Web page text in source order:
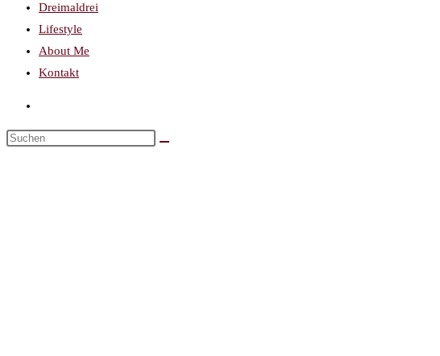
Dreimaldrei
Lifestyle
About Me
Kontakt